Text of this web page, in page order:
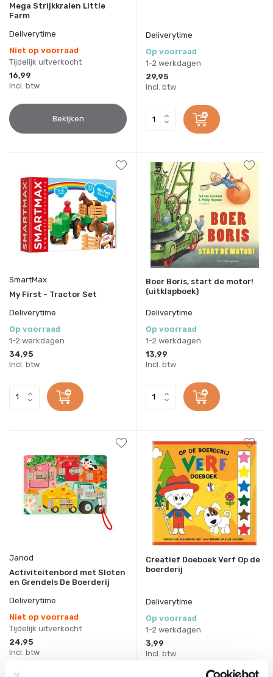
Mega Strijkkralen Little
Farm
Deliverytime
Niet op voorraad
Tijdelijk uitverkocht
16,99
Incl. btw
Bekijken
Deliverytime
Op voorraad
1-2 werkdagen
29,95
Incl. btw
SmartMax
My First - Tractor Set
Deliverytime
Op voorraad
1-2 werkdagen
34,95
Incl. btw
Boer Boris, start de motor!
(uitklapboek)
Deliverytime
Op voorraad
1-2 werkdagen
13,99
Incl. btw
Janod
Activiteitenbord met Sloten
en Grendels De Boerderij
Deliverytime
Niet op voorraad
Tijdelijk uitverkocht
24,95
Incl. btw
Creatief Doeboek Verf Op de
boerderij
Deliverytime
Op voorraad
1-2 werkdagen
3,99
Incl. btw